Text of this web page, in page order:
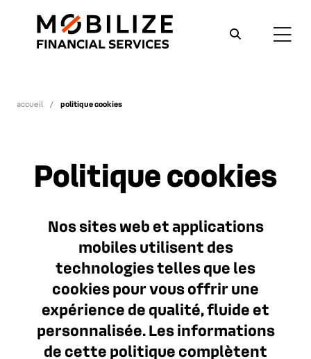
accueil politique cookies
Politique cookies
Nos sites web et applications
mobiles utilisent des
technologies telles que les
cookies pour vous offrir une
expérience de qualité, fluide et
personnalisée. Les informations
de cette politique complètent